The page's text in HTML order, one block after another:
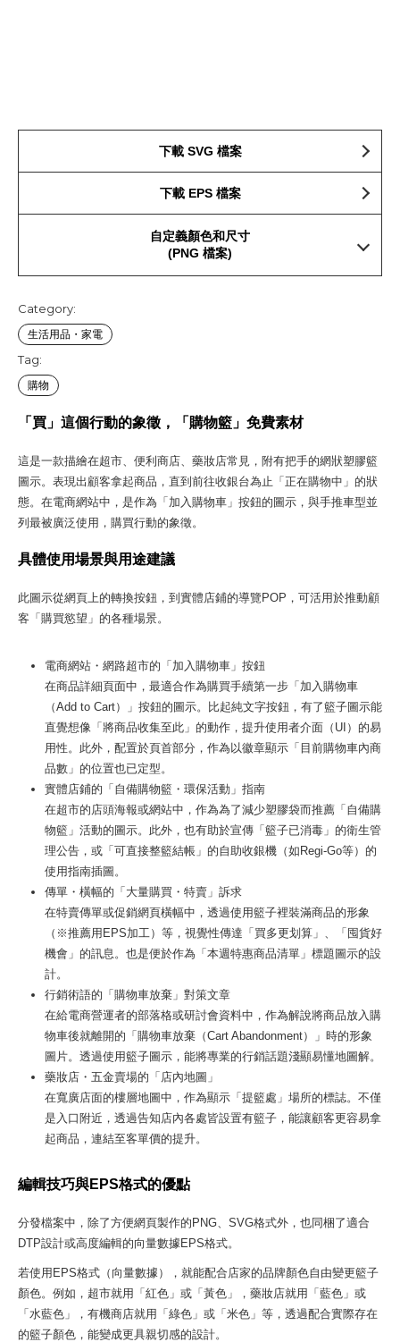
下載 SVG 檔案
下載 EPS 檔案
自定義顏色和尺寸
(PNG 檔案)
Category:
生活用品・家電
Tag:
購物
「買」這個行動的象徵，「購物籃」免費素材
這是一款描繪在超市、便利商店、藥妝店常見，附有把手的網狀塑膠籃
圖示。表現出顧客拿起商品，直到前往收銀台為止「正在購物中」的狀
態。在電商網站中，是作為「加入購物車」按鈕的圖示，與手推車型並
列最被廣泛使用，購買行動的象徵。
具體使用場景與用途建議
此圖示從網頁上的轉換按鈕，到實體店鋪的導覽POP，可活用於推動顧
客「購買慾望」的各種場景。
電商網站・網路超市的「加入購物車」按鈕
在商品詳細頁面中，最適合作為購買手續第一步「加入購物車
（Add to Cart）」按鈕的圖示。比起純文字按鈕，有了籃子圖示能
直覺想像「將商品收集至此」的動作，提升使用者介面（UI）的易
用性。此外，配置於頁首部分，作為以徽章顯示「目前購物車內商
品數」的位置也已定型。
實體店鋪的「自備購物籃・環保活動」指南
在超市的店頭海報或網站中，作為為了減少塑膠袋而推薦「自備購
物籃」活動的圖示。此外，也有助於宣傳「籃子已消毒」的衛生管
理公告，或「可直接整籃結帳」的自助收銀機（如Regi-Go等）的
使用指南插圖。
傳單・橫幅的「大量購買・特賣」訴求
在特賣傳單或促銷網頁橫幅中，透過使用籃子裡裝滿商品的形象
（※推薦用EPS加工）等，視覺性傳達「買多更划算」、「囤貨好
機會」的訊息。也是便於作為「本週特惠商品清單」標題圖示的設
計。
行銷術語的「購物車放棄」對策文章
在給電商營運者的部落格或研討會資料中，作為解說將商品放入購
物車後就離開的「購物車放棄（Cart Abandonment）」時的形象
圖片。透過使用籃子圖示，能將專業的行銷話題淺顯易懂地圖解。
藥妝店・五金賣場的「店內地圖」
在寬廣店面的樓層地圖中，作為顯示「提籃處」場所的標誌。不僅
是入口附近，透過告知店內各處皆設置有籃子，能讓顧客更容易拿
起商品，連結至客單價的提升。
編輯技巧與EPS格式的優點
分發檔案中，除了方便網頁製作的PNG、SVG格式外，也同梱了適合
DTP設計或高度編輯的向量數據EPS格式。
若使用EPS格式（向量數據），就能配合店家的品牌顏色自由變更籃子
顏色。例如，超市就用「紅色」或「黃色」，藥妝店就用「藍色」或
「水藍色」，有機商店就用「綠色」或「米色」等，透過配合實際存在
的籃子顏色，能變成更具親切感的設計。